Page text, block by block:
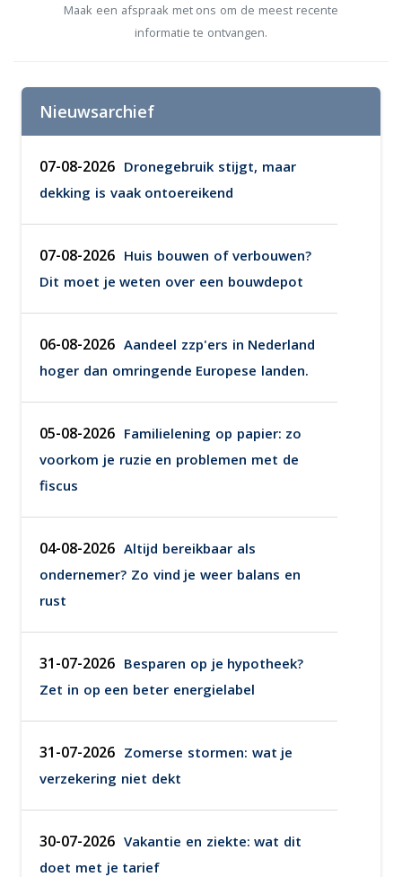
Maak een afspraak met ons om de meest recente
informatie te ontvangen.
Nieuwsarchief
07-08-2026 Dronegebruik stijgt, maar
dekking is vaak ontoereikend
07-08-2026 Huis bouwen of verbouwen?
Dit moet je weten over een bouwdepot
06-08-2026 Aandeel zzp'ers in Nederland
hoger dan omringende Europese landen.
05-08-2026 Familielening op papier: zo
voorkom je ruzie en problemen met de
fiscus
04-08-2026 Altijd bereikbaar als
ondernemer? Zo vind je weer balans en
rust
31-07-2026 Besparen op je hypotheek?
Zet in op een beter energielabel
31-07-2026 Zomerse stormen: wat je
verzekering niet dekt
30-07-2026 Vakantie en ziekte: wat dit
doet met je tarief